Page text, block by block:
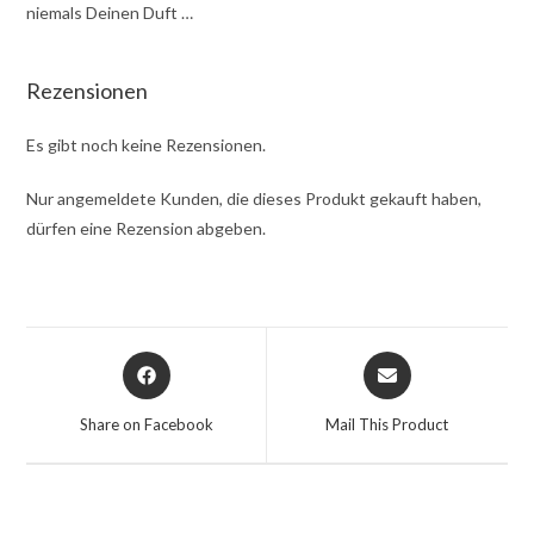
niemals Deinen Duft …
Rezensionen
Es gibt noch keine Rezensionen.
Nur angemeldete Kunden, die dieses Produkt gekauft haben,
dürfen eine Rezension abgeben.
Share on Facebook Mail This Product